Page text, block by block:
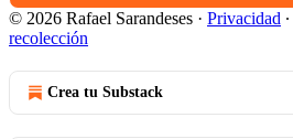
© 2026 Rafael Sarandeses · Privacidad ∙
recolección
Crea tu Substack